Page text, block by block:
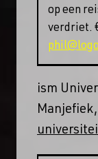
op een
verdriet.
ism